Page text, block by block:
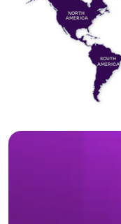
NORTH
AMERICA
SOUTH
AMERICA